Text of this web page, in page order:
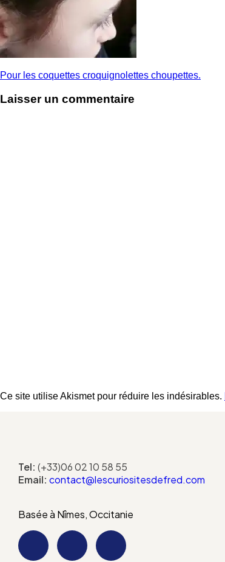
Pour les coquettes croquignolettes choupettes.
Laisser un commentaire
Ce site utilise Akismet pour réduire les indésirables.
Tel: (+33)06 02 10 58 55
Email: contact@lescuriositesdefred.com
Basée à Nîmes, Occitanie